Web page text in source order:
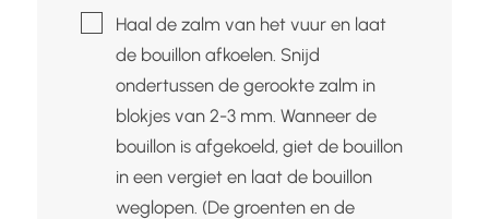
▢Haal de zalm van het vuur en laat
de bouillon afkoelen. Snijd
ondertussen de gerookte zalm in
blokjes van 2-3 mm. Wanneer de
bouillon is afgekoeld, giet de bouillon
in een vergiet en laat de bouillon
weglopen. (De groenten en de